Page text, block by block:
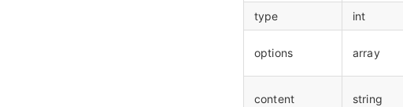
type int
options array
content string